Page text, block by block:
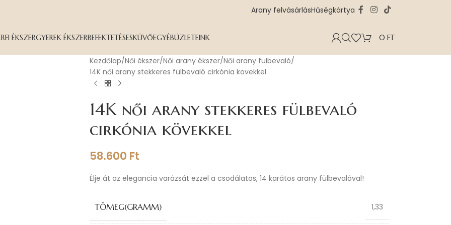
Arany felvásárlásHűségkártya
ÉKSZERGYEREK ÉKSZERBEFEKTETÉSESKÜVŐEGYÉBÜZLETEINK 0 FT
Kezdőlap Női ékszer Női arany ékszer Női arany fülbevaló
14K női arany stekkeres fülbevaló cirkónia kövekkel
14K női arany stekkeres fülbevaló
cirkónia kövekkel
58.600 Ft
Élje át az elegancia varázsát ezzel a csodálatos, 14 karátos arany fülbevalóval!
TÖMEG(GRAMM) 1,33